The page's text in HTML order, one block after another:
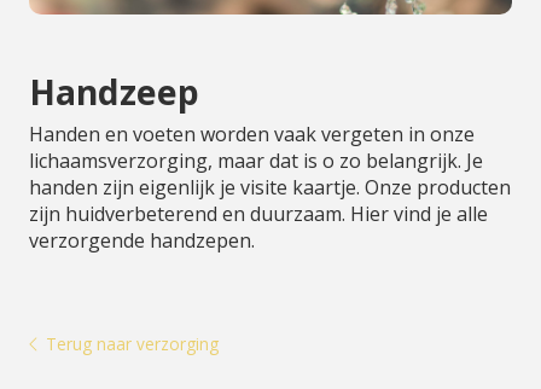
Handzeep
Handen en voeten worden vaak vergeten in onze
lichaamsverzorging, maar dat is o zo belangrijk. Je
handen zijn eigenlijk je visite kaartje. Onze producten
zijn huidverbeterend en duurzaam. Hier vind je alle
verzorgende handzepen.
Terug naar verzorging